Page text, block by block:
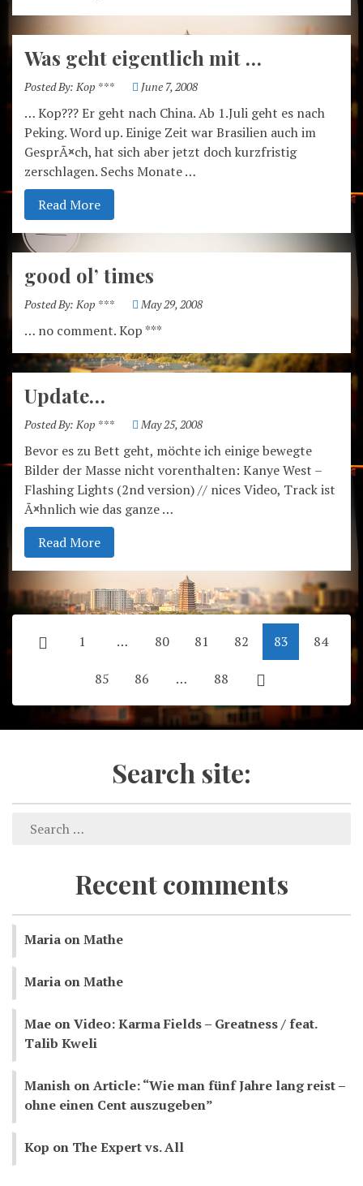
Was geht eigentlich mit …
Posted By: Kop *** June 7, 2008
… Kop??? Er geht nach China. Ab 1.Juli geht es nach
Peking. Word up. Einige Zeit war Brasilien auch im
GesprÃ¤ch, hat sich aber jetzt doch kurzfristig
zerschlagen. Sechs Monate …
Read More
good ol’ times
Posted By: Kop *** May 29, 2008
… no comment. Kop ***
Update…
Posted By: Kop *** May 25, 2008
Bevor es zu Bett geht, möchte ich einige bewegte
Bilder der Masse nicht vorenthalten: Kanye West –
Flashing Lights (2nd version) // nices Video, Track ist
Ã¤hnlich wie das ganze …
Read More
1 … 80 81 82 83 84
85 86 … 88
Search site:
Recent comments
Maria onMathe
Maria onMathe
Mae onVideo: Karma Fields – Greatness / feat.
Talib Kweli
Manish onArticle: “Wie man fünf Jahre lang reist –
ohne einen Cent auszugeben”
Kop on The Expert vs. All